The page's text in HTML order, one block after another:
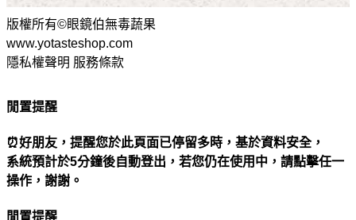
版權所有©眼鏡伯無毒蔬果
www.yotasteshop.com
隱私權聲明 服務條款
閒置提醒
⏰好朋友，提醒您於此頁面已停留多時，基於資料安全，
系統預計於5分鐘後自動登出，若您仍在使用中，請點擊任一
操作，謝謝。
閒置提醒